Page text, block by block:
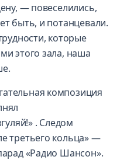
— повеселились,
быть, и потанцевали.
которые
этого зала, наша
композиция
. Следом
третьего кольца» —
«Радио Шансон».